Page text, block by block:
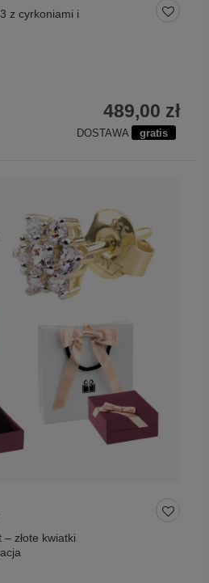
z cyrkoniami i
489,00 zł
DOSTAWA gratis
złote kwiatki